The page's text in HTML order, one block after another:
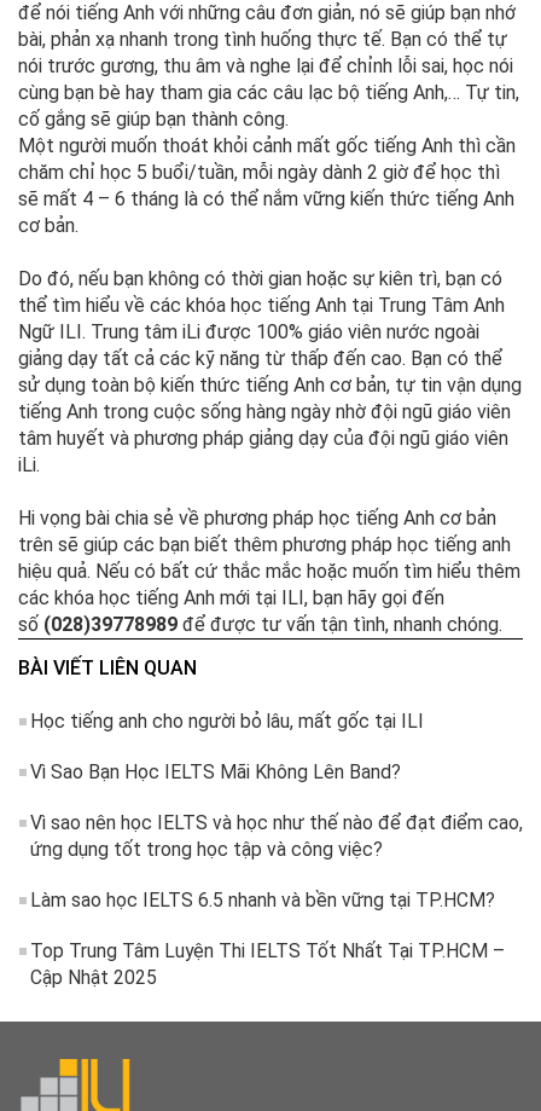
để nói tiếng Anh với những câu đơn giản, nó sẽ giúp bạn nhớ
bài, phản xạ nhanh trong tình huống thực tế. Bạn có thể tự
nói trước gương, thu âm và nghe lại để chỉnh lỗi sai, học nói
cùng bạn bè hay tham gia các câu lạc bộ tiếng Anh,… Tự tin,
cố gắng sẽ giúp bạn thành công.
Một người muốn thoát khỏi cảnh mất gốc tiếng Anh thì cần
chăm chỉ học 5 buổi/tuần, mỗi ngày dành 2 giờ để học thì
sẽ mất 4 – 6 tháng là có thể nắm vững kiến thức tiếng Anh
cơ bản.
Do đó, nếu bạn không có thời gian hoặc sự kiên trì, bạn có
thể tìm hiểu về các khóa học tiếng Anh tại Trung Tâm Anh
Ngữ ILI. Trung tâm iLi được 100% giáo viên nước ngoài
giảng dạy tất cả các kỹ năng từ thấp đến cao. Bạn có thể
sử dụng toàn bộ kiến thức tiếng Anh cơ bản, tự tin vận dụng
tiếng Anh trong cuộc sống hàng ngày nhờ đội ngũ giáo viên
tâm huyết và phương pháp giảng dạy của đội ngũ giáo viên
iLi.
Hi vọng bài chia sẻ về phương pháp học tiếng Anh cơ bản
trên sẽ giúp các bạn biết thêm phương pháp học tiếng anh
hiệu quả. Nếu có bất cứ thắc mắc hoặc muốn tìm hiểu thêm
các khóa học tiếng Anh mới tại ILI, bạn hãy gọi đến
số (028)39778989 để được tư vấn tận tình, nhanh chóng.
BÀI VIẾT LIÊN QUAN
Học tiếng anh cho người bỏ lâu, mất gốc tại ILI
Vì Sao Bạn Học IELTS Mãi Không Lên Band?
Vì sao nên học IELTS và học như thế nào để đạt điểm cao,
ứng dụng tốt trong học tập và công việc?
Làm sao học IELTS 6.5 nhanh và bền vững tại TP.HCM?
Top Trung Tâm Luyện Thi IELTS Tốt Nhất Tại TP.HCM –
Cập Nhật 2025